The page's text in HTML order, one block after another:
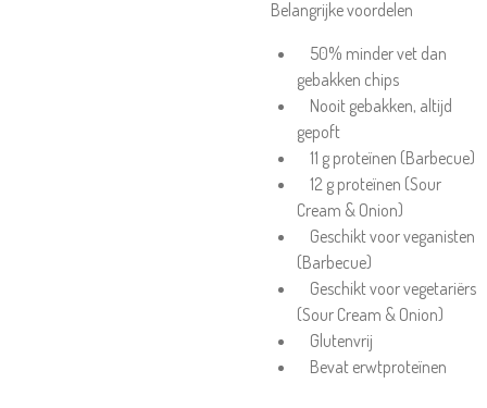
Belangrijke voordelen
50% minder vet dan
gebakken chips
Nooit gebakken, altijd
gepoft
11 g proteïnen (Barbecue)
12 g proteïnen (Sour
Cream & Onion)
Geschikt voor veganisten
(Barbecue)
Geschikt voor vegetariërs
(Sour Cream & Onion)
Glutenvrij
Bevat erwtproteïnen